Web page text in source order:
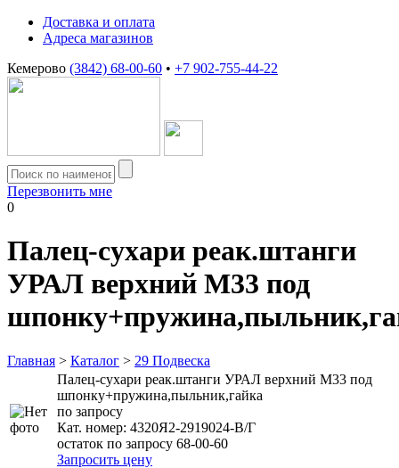
Доставка и оплата
Адреса магазинов
Кемерово (3842) 68-00-60 • +7 902-755-44-22
Перезвонить мне
0
Палец-сухари реак.штанги
УРАЛ верхний М33 под
Главная > Каталог > 29 Подвеска
Палец-сухари реак.штанги УРАЛ верхний М33 под
шпонку+пружина,пыльник,гайка
по запросу
Кат. номер: 4320Я2-2919024-В/Г
остаток по запросу 68-00-60
Запросить цену